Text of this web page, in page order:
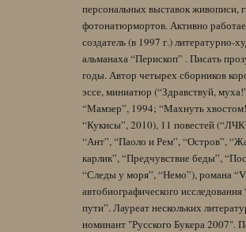
персональных выставок живописи,
фотонатюрмортов. Активно
создатель (в 1997 г.) литературно-
альманаха “Перископ” . Писать
годы. Автор четырех сборников
эссе, миниатюр (“Здравствуй,
“Мамзер”, 1994; “Махнуть
“Кукисы”, 2010), 11 повестей
“Ант”, “Паоло и Рем”, “Остров”,
карлик”, “Предчувствие беды”,
“Следы у моря”, “Немо”), романа
автобиографического
пути”. Лауреат нескольких
номинант "Русского Букера 2007".